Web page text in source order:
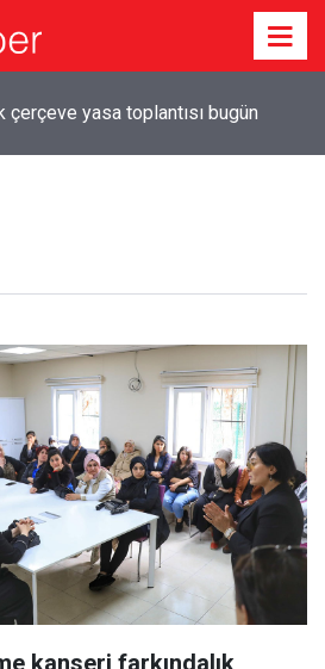
takılan leyleği ekipler kurtardı
kanseri farkındalık